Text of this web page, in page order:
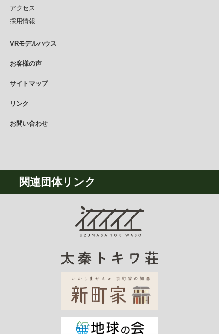
アクセス
採用情報
VRモデルハウス
お客様の声
サイトマップ
リンク
お問い合わせ
関連団体リンク